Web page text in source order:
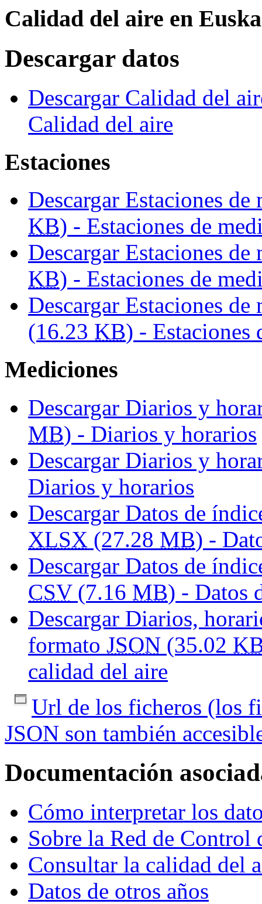
Calidad del aire en
Descargar datos
Descargar Calidad del
Calidad del aire
Estaciones
Descargar Estaciones
KB) - Estaciones de
Descargar Estaciones
KB) - Estaciones de
Descargar Estaciones
(16.23 KB) - Estaciones
Mediciones
Descargar Diarios y
MB) - Diarios y horarios
Descargar Diarios y
Diarios y horarios
Descargar Datos de
XLSX (27.28 MB) -
Descargar Datos de
CSV (7.16 MB) - Datos
Descargar Diarios,
formato JSON (35.02
calidad del aire
Url de los ficheros (los
JSON son también
Documentación
Cómo interpretar los
Sobre la Red de Control
Consultar la calidad del
Datos de otros años